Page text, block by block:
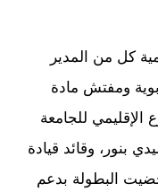
كل من المدير
ومفتش مادة
الإقليمي للجامعة
بنور، وقائد قيادة
البطولة بدعم